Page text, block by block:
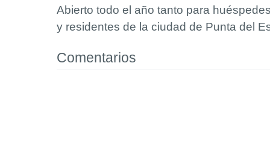
Abierto todo el año tanto para
y residentes de la ciudad de Punta del
Comentarios